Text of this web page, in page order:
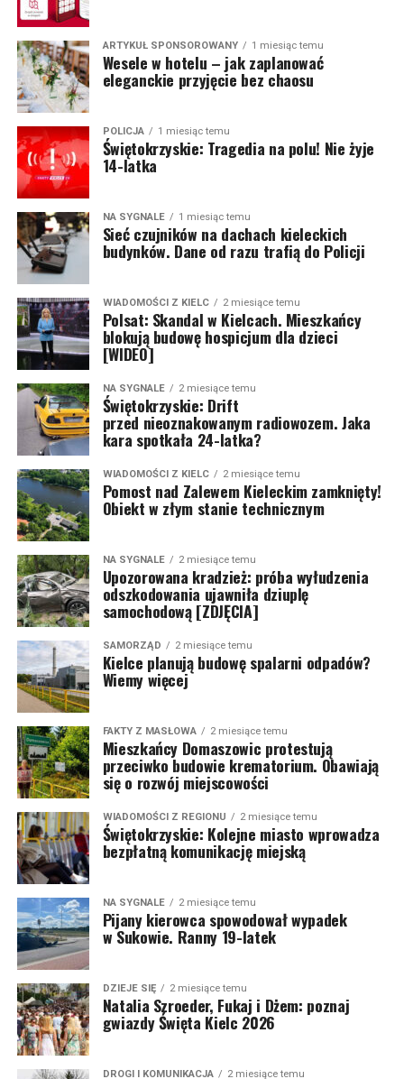
ARTYKUŁ SPONSOROWANY 1 miesiąc temu
Wesele w hotelu – jak zaplanować
eleganckie przyjęcie bez chaosu
POLICJA 1 miesiąc temu
Świętokrzyskie: Tragedia na polu! Nie żyje
14-latka
NA SYGNALE 1 miesiąc temu
Sieć czujników na dachach kieleckich
budynków. Dane od razu trafią do Policji
WIADOMOŚCI Z KIELC 2 miesiące temu
Polsat: Skandal w Kielcach. Mieszkańcy
blokują budowę hospicjum dla dzieci
[WIDEO]
NA SYGNALE 2 miesiące temu
Świętokrzyskie: Drift
przed nieoznakowanym radiowozem. Jaka
kara spotkała 24-latka?
WIADOMOŚCI Z KIELC 2 miesiące temu
Pomost nad Zalewem Kieleckim zamknięty!
Obiekt w złym stanie technicznym
NA SYGNALE 2 miesiące temu
Upozorowana kradzież: próba wyłudzenia
odszkodowania ujawniła dziuplę
samochodową [ZDJĘCIA]
SAMORZĄD 2 miesiące temu
Kielce planują budowę spalarni odpadów?
Wiemy więcej
FAKTY Z MASŁOWA 2 miesiące temu
Mieszkańcy Domaszowic protestują
przeciwko budowie krematorium. Obawiają
się o rozwój miejscowości
WIADOMOŚCI Z REGIONU 2 miesiące temu
Świętokrzyskie: Kolejne miasto wprowadza
bezpłatną komunikację miejską
NA SYGNALE 2 miesiące temu
Pijany kierowca spowodował wypadek
w Sukowie. Ranny 19-latek
DZIEJE SIĘ 2 miesiące temu
Natalia Szroeder, Fukaj i Dżem: poznaj
gwiazdy Święta Kielc 2026
DROGI I KOMUNIKACJA 2 miesiące temu